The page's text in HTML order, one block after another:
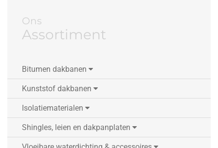
Ons
Assortiment
Bitumen dakbanen
Kunststof dakbanen
Isolatiematerialen
Shingles, leien en dakpanplaten